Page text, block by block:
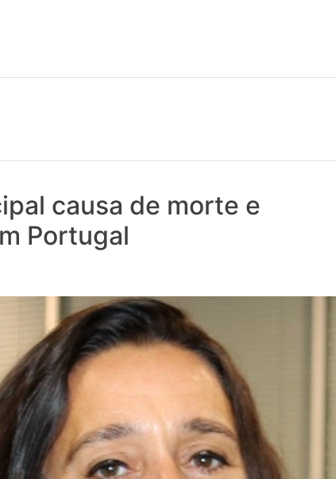
contam! Tudo o que se passa na Saúde!
causa de morte e
Portugal